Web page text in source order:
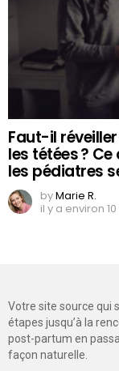
Faut-il
les tétées ?
les pédiatres
byMarie R.
il y a environ
Votre site source qui
étapes jusqu’à la
post-partum en
façon naturelle.